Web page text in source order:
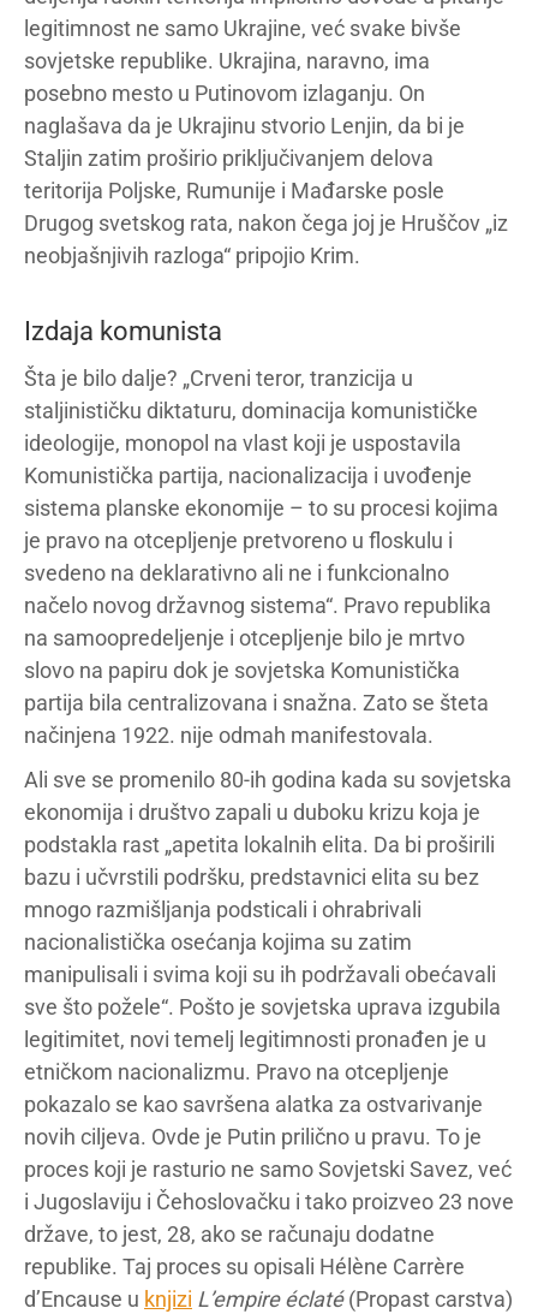
legitimnost ne samo Ukrajine, već svake bivše
sovjetske republike. Ukrajina, naravno, ima
posebno mesto u Putinovom izlaganju. On
naglašava da je Ukrajinu stvorio Lenjin, da bi je
Staljin zatim proširio priključivanjem delova
teritorija Poljske, Rumunije i Mađarske posle
Drugog svetskog rata, nakon čega joj je Hruščov „iz
neobjašnjivih razloga“ pripojio Krim.
Izdaja komunista
Šta je bilo dalje? „Crveni teror, tranzicija u
staljinističku diktaturu, dominacija komunističke
ideologije, monopol na vlast koji je uspostavila
Komunistička partija, nacionalizacija i uvođenje
sistema planske ekonomije – to su procesi kojima
je pravo na otcepljenje pretvoreno u floskulu i
svedeno na deklarativno ali ne i funkcionalno
načelo novog državnog sistema“. Pravo republika
na samoopredeljenje i otcepljenje bilo je mrtvo
slovo na papiru dok je sovjetska Komunistička
partija bila centralizovana i snažna. Zato se šteta
načinjena 1922. nije odmah manifestovala.
Ali sve se promenilo 80-ih godina kada su sovjetska
ekonomija i društvo zapali u duboku krizu koja je
podstakla rast „apetita lokalnih elita. Da bi proširili
bazu i učvrstili podršku, predstavnici elita su bez
mnogo razmišljanja podsticali i ohrabrivali
nacionalistička osećanja kojima su zatim
manipulisali i svima koji su ih podržavali obećavali
sve što požele“. Pošto je sovjetska uprava izgubila
legitimitet, novi temelj legitimnosti pronađen je u
etničkom nacionalizmu. Pravo na otcepljenje
pokazalo se kao savršena alatka za ostvarivanje
novih ciljeva. Ovde je Putin prilično u pravu. To je
proces koji je rasturio ne samo Sovjetski Savez, već
i Jugoslaviju i Čehoslovačku i tako proizveo 23 nove
države, to jest, 28, ako se računaju dodatne
republike. Taj proces su opisali Hélène Carrère
d’Encause u knjizi L’empire éclaté(Propast carstva)